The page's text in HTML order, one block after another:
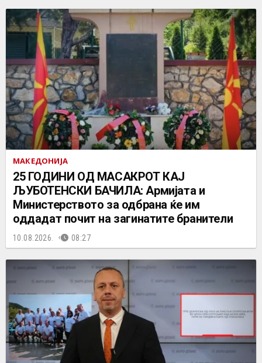
МАКЕДОНИЈА
25 ГОДИНИ ОД МАСАКРОТ КАЈ
ЉУБОТЕНСКИ БАЧИЛА: Армијата и
Министерството за одбрана ќе им
оддадат почит на загинатите бранители
10.08.2026. 08:27